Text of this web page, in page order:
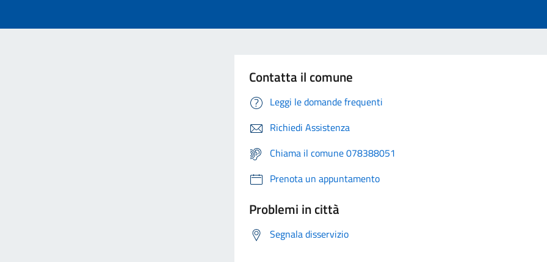
Contatta il comune
Leggi le domande frequenti
Richiedi Assistenza
Chiama il comune 078388051
Prenota un appuntamento
Problemi in città
Segnala disservizio